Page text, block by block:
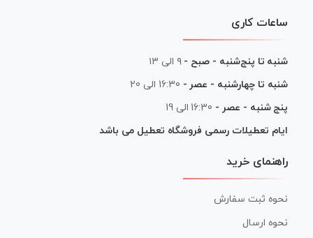
ساعات کاری
شنبه تا پنج‌شنبه - صبح - ۹ الی ۱۳
شنبه تا چهارشنبه - عصر - 16:30 الی 20
پنج شنبه - عصر - 16:30 الی 19
ایام تعطیلات رسمی فروشگاه تعطیل می باشد
راهنمای خرید
نحوه ثبت سفارش
نحوه ارسال